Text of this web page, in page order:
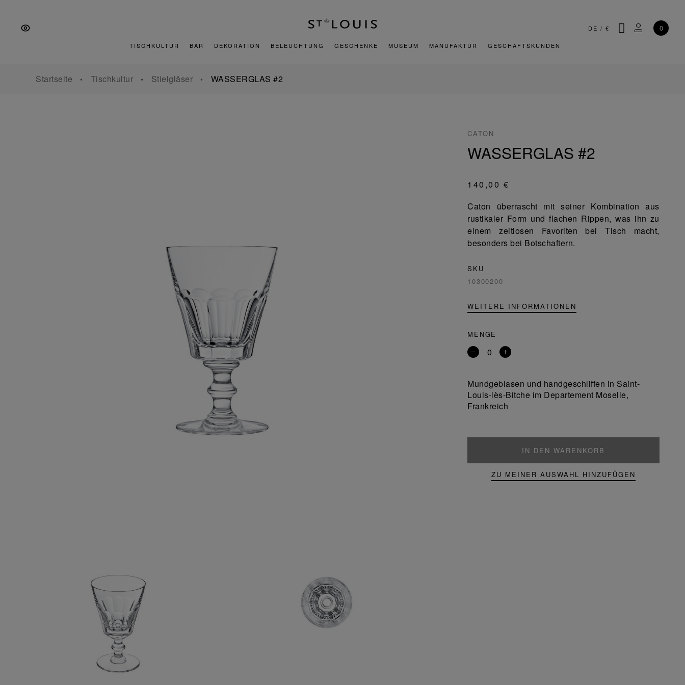
springen
springen
springen
DE / € SUCHEMEIN
0
TISCHKULTUR BAR DEKORATION BELEUCHTUNG GESCHENKE MUSEUM MANUFAKTUR GESCHÄFTSKUNDEN
Startseite Tischkultur Stielgläser WASSERGLAS #2
CATON
WASSERGLAS #2
140,00 €
Caton überrascht mit seiner Kombination aus
rustikaler Form und flachen Rippen, was ihn zu
einem zeitlosen Favoriten bei Tisch macht,
besonders bei Botschaftern.
SKU
10300200
WEITERE INFORMATIONEN
MENGE
Entfernen
Produkt
Ein
Mundgeblasen und handgeschliffen in Saint-
Louis-lès-Bitche im Departement Moselle,
Frankreich
IN DEN WARENKORB
ZU MEINER AUSWAHL HINZUFÜGEN